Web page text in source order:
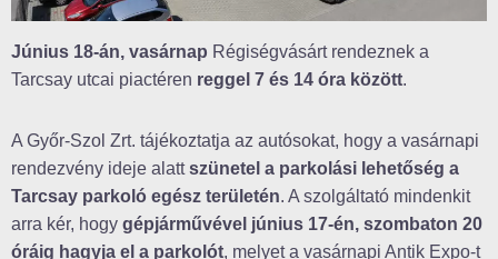
Június 18-án, vasárnap Régiségvásárt rendeznek a
Tarcsay utcai piactéren reggel 7 és 14 óra között.
A Győr-Szol Zrt. tájékoztatja az autósokat, hogy a vasárnapi
rendezvény ideje alattszünetel a parkolási lehetőség a
Tarcsay parkoló egész területén. A szolgáltató mindenkit
arra kér, hogy gépjárművével június 17-én, szombaton 20
óráig hagyja el a parkolót, melyet a vasárnapi Antik Expo-t